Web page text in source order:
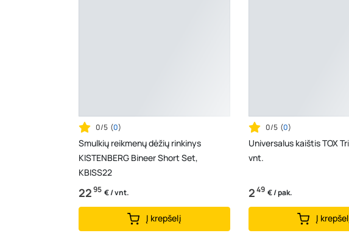
0/5 (0)
Smulkių reikmenų dėžių rinkinys
KISTENBERG Bineer Short Set,
KBISS22
2295 € / vnt.
Į krepšelį
0/5 (0)
Universalus kaištis TOX
vnt.
249 € / pak.
Į